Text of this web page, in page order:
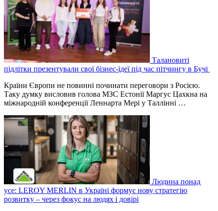
Талановиті
підлітки презентували свої бізнес-ідеї під час пітчингу в Бучі
Країни Європи не повинні починати переговори з Росією.
Таку думку висловив голова МЗС Естонії Маргус Цахкна на
міжнародній конференції Леннарта Мері у Таллінні …
Людина понад
усе: LEROY MERLIN в Україні формує нову стратегію
розвитку – через фокус на людях і довірі